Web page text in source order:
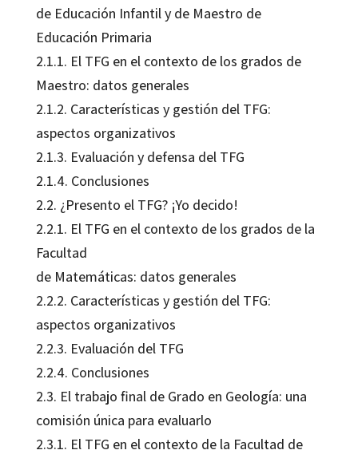
de Educación Infantil y de Maestro de
Educación Primaria
2.1.1. El TFG en el contexto de los grados de
Maestro: datos generales
2.1.2. Características y gestión del TFG:
aspectos organizativos
2.1.3. Evaluación y defensa del TFG
2.1.4. Conclusiones
2.2. ¿Presento el TFG? ¡Yo decido!
2.2.1. El TFG en el contexto de los grados de la
Facultad
de Matemáticas: datos generales
2.2.2. Características y gestión del TFG:
aspectos organizativos
2.2.3. Evaluación del TFG
2.2.4. Conclusiones
2.3. El trabajo final de Grado en Geología: una
comisión única para evaluarlo
2.3.1. El TFG en el contexto de la Facultad de